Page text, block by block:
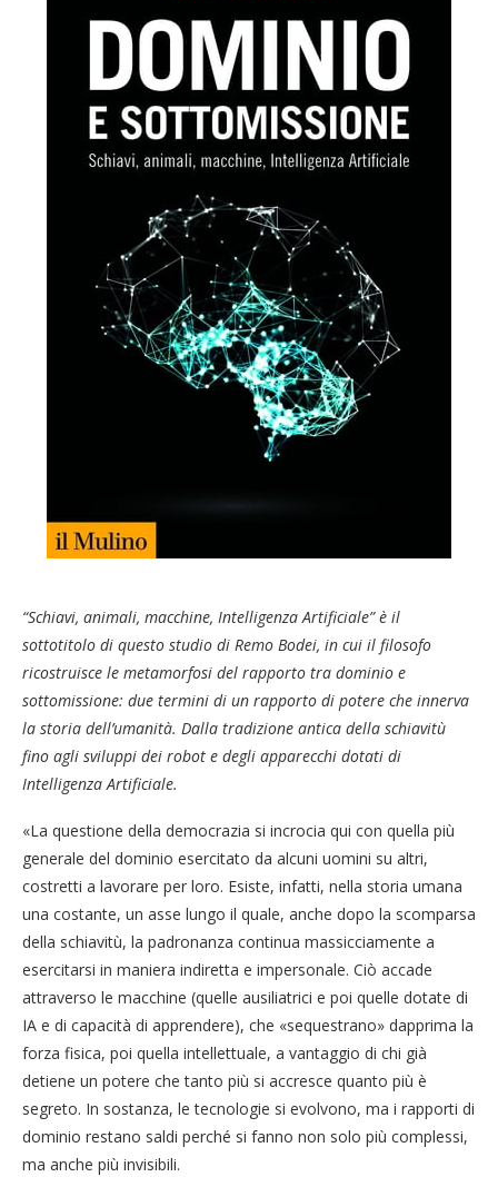
“Schiavi, animali, macchine, Intelligenza Artificiale” è il
sottotitolo di questo studio di Remo Bodei, in cui il filosofo
ricostruisce le metamorfosi del rapporto tra dominio e
sottomissione: due termini di un rapporto di potere che innerva
la storia dell’umanità. Dalla tradizione antica della schiavitù
fino agli sviluppi dei robot e degli apparecchi dotati di
Intelligenza Artificiale.
«La questione della democrazia si incrocia qui con quella più
generale del dominio esercitato da alcuni uomini su altri,
costretti a lavorare per loro. Esiste, infatti, nella storia umana
una costante, un asse lungo il quale, anche dopo la scomparsa
della schiavitù, la padronanza continua massicciamente a
esercitarsi in maniera indiretta e impersonale. Ciò accade
attraverso le macchine (quelle ausiliatrici e poi quelle dotate di
IA e di capacità di apprendere), che «sequestrano» dapprima la
forza fisica, poi quella intellettuale, a vantaggio di chi già
detiene un potere che tanto più si accresce quanto più è
segreto. In sostanza, le tecnologie si evolvono, ma i rapporti di
dominio restano saldi perché si fanno non solo più complessi,
ma anche più invisibili.